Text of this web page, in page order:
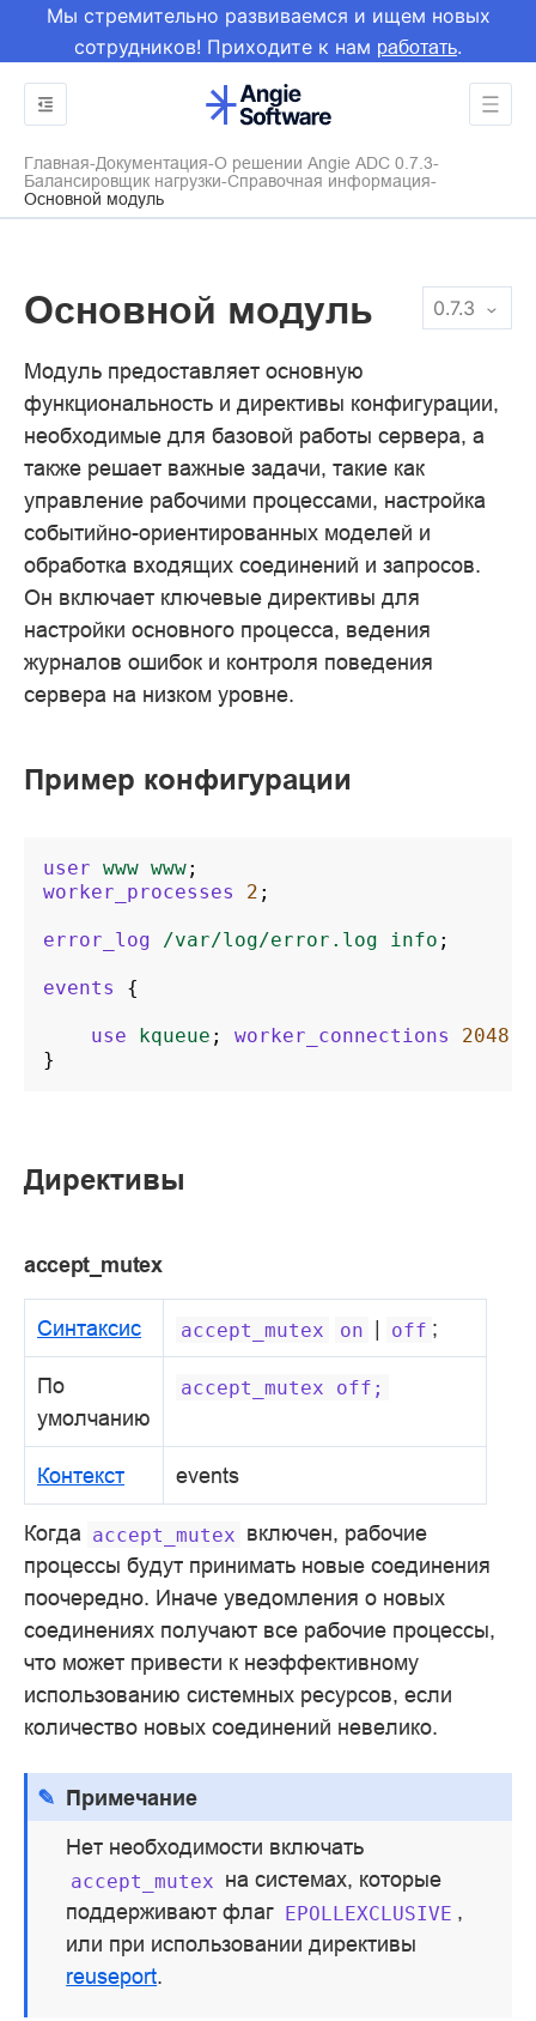
Мы стремительно развиваемся и ищем новых
сотрудников! Приходите к нам работать.
Главная Документация О решении Angie ADC 0.7.3
Балансировщик нагрузки Справочная информация
Основной модуль
0.7.3
Основной модуль
Модуль предоставляет основную
функциональность и директивы конфигурации,
необходимые для базовой работы сервера, а
также решает важные задачи, такие как
управление рабочими процессами, настройка
событийно-ориентированных моделей и
обработка входящих соединений и запросов.
Он включает ключевые директивы для
настройки основного процесса, ведения
журналов ошибок и контроля поведения
сервера на низком уровне.
Пример конфигурации
user www www;
worker_processes
2 ;
error_log /var/log/error.log info ;
events {
use kqueue ; worker_connections 2048
}
Директивы
accept_mutex
Синтаксис accept_mutex on | off ;
По
умолчанию
accept_mutex off;
Контекст events
Когда accept_mutex включен, рабочие
процессы будут принимать новые соединения
поочередно. Иначе уведомления о новых
соединениях получают все рабочие процессы,
что может привести к неэффективному
использованию системных ресурсов, если
количество новых соединений невелико.
Примечание
Нет необходимости включать
accept_mutex на системах, которые
поддерживают флаг EPOLLEXCLUSIVE ,
или при использовании директивы
reuseport.